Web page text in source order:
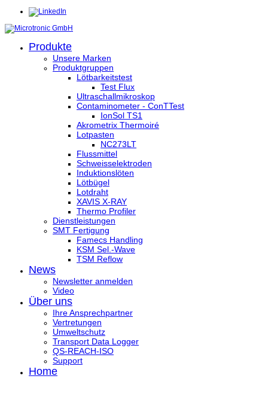
Produkte
Unsere Marken
Produktgruppen
Lötbarkeitstest
Test Flux
Ultraschallmikroskop
Contaminometer - ConTTest
IonSol TS1
Akrometrix Thermoiré
Lotpasten
NC273LT
Flussmittel
Schweisselektroden
Induktionslöten
Lötbügel
Lotdraht
XAVIS X-RAY
Thermo Profiler
Dienstleistungen
SMT Fertigung
Famecs Handling
KSM Sel.-Wave
TSM Reflow
News
Newsletter anmelden
Video
Über uns
Ihre Ansprechpartner
Vertretungen
Umweltschutz
Transport Data Logger
QS-REACH-ISO
Support
Home